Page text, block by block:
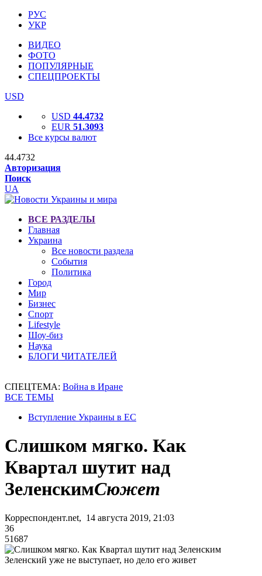
РУС
УКР
ВИДЕО
ФОТО
ПОПУЛЯРНЫЕ
СПЕЦПРОЕКТЫ
USD
USD 44.4732
EUR 51.3093
Все курсы валют
44.4732
Авторизация
Поиск
UA
ВСЕ РАЗДЕЛЫ
Главная
Украина
Все новости раздела
События
Политика
Город
Мир
Бизнес
Спорт
Lifestyle
Шоу-биз
Наука
БЛОГИ ЧИТАТЕЛЕЙ
СПЕЦТЕМА: Война в Иране
ВСЕ ТЕМЫ
Вступление Украины в ЕС
Слишком мягко. Как
Квартал шутит над
ЗеленскимСюжет
Корреспондент.net, 14 августа 2019, 21:03
36
51687
Зеленский уже не выступает, но дело его живет